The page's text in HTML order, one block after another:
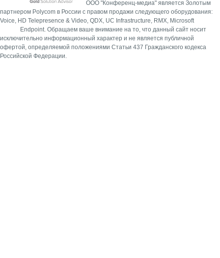
ООО "Конференц-медиа" является Золотым
партнером Polycom в России с правом продажи следующего оборудования:
Voice, HD Telepresence & Video, QDX, UC Infrastructure, RMX, Microsoft
Endpoint. Обращаем ваше внимание на то, что данный сайт носит
исключительно информационный характер и не является публичной
офертой, определяемой положениями Статьи 437 Гражданского кодекса
Российской Федерации.